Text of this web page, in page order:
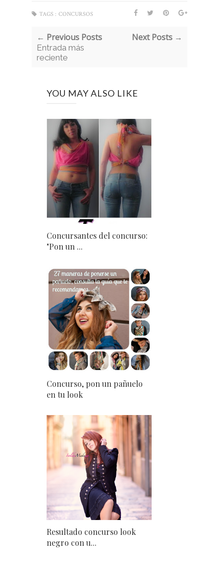
TAGS : CONCURSOS
← Previous Posts
Entrada más
reciente
Next Posts →
YOU MAY ALSO LIKE
Concursantes del concurso:
"Pon un ...
Concurso, pon un pañuelo
en tu look
Resultado concurso look
negro con u...